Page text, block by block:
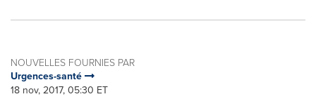
NOUVELLES FOURNIES PAR
Urgences-santé
18 nov, 2017, 05:30 ET